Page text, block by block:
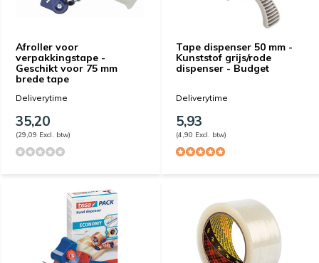
Afroller voor
verpakkingstape -
Geschikt voor 75 mm
brede tape
Deliverytime
35,20
(29,09 Excl. btw)
Tape dispenser 50 mm -
Kunststof grijs/rode
dispenser - Budget
Deliverytime
5,93
(4,90 Excl. btw)